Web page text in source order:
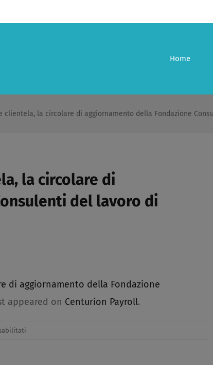
Home
la circolare di aggiornamento della Fondazione
la circolare di
del lavoro di
di aggiornamento della Fondazione
appeared on Centurion Payroll.